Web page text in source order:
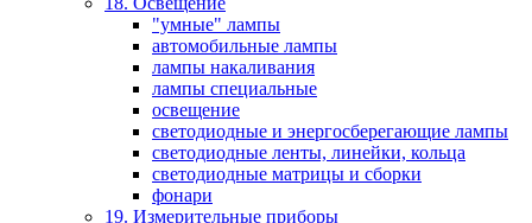
"умные" лампы
автомобильные лампы
лампы накаливания
лампы специальные
освещение
светодиодные и энергосберегающие лампы
светодиодные ленты, линейки, кольца
светодиодные матрицы и сборки
фонари
19. Измерительные приборы